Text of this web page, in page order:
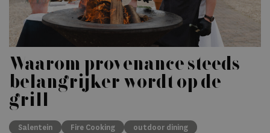
Waarom provenance steeds
belangrijker wordt op de
grill
Salentein Fire Cooking
outdoor dining